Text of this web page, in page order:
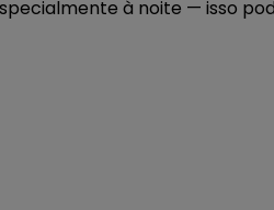
à noite — isso